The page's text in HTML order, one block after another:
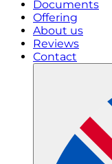
Documents
Offering
About us
Reviews
Contact